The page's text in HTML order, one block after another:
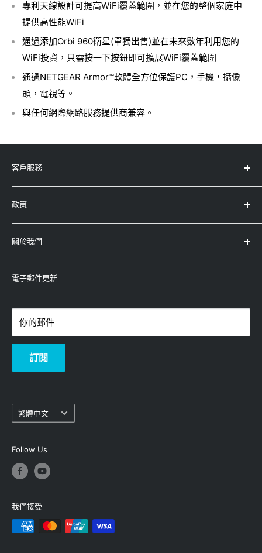
專利天線設計可提高WiFi覆蓋範圍，並在您的整個家庭中
提供高性能WiFi
通過添加Orbi 960衛星(單獨出售)並在未來數年利用您的
WiFi投資，只需按一下按鈕即可擴展WiFi覆蓋範圍
通過NETGEAR Armor™軟體全方位保護PC，手機，攝像
頭，電視等。
與任何網際網路服務提供商兼容。
客戶服務
服務中心地址
產品註冊
產品保養及條款
查詢
-Whatsapp：5743-0733
-電郵：enquiry@winco.com.hk
政策
退款政策
運輸政策
條款及條件
隱私權政策
關於我們
永高(太平洋)有限公司
(香港/澳門總代理)
電子郵件更新
你的郵件
訂閱
語
言
繁體中文
Follow Us
我們接受